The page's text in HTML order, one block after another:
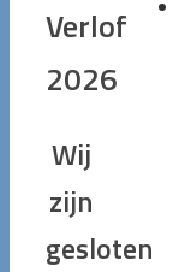
Verlof
2026
Wij
zijn
gesloten